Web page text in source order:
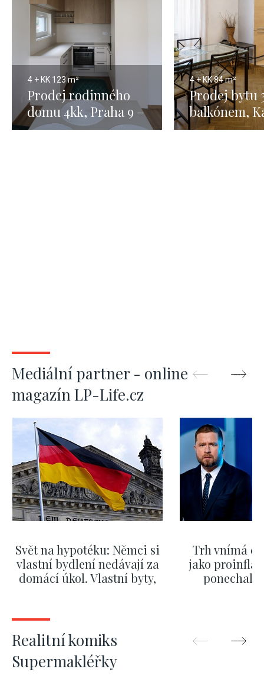
4 + KK 123 m²
Prodej rodinného
domu 4kk, Praha 9 –
123m2
4 + KK84 m²
Prodej bytu
balkónem,
Světlé,
Mediální partner - online
magazín LP-Life.cz
Svět na hypotéku: Němci si
vlastní bydlení nedávají za
domácí úkol. Vlastní byty,
Trh vnímá
jako
ponechali
Realitní komiks
Supermakléřky